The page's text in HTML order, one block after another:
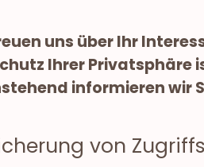
uns über Ihr
Ihrer Privatsphäre
informieren wir
von